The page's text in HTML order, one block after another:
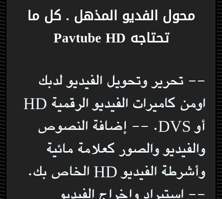
محول الفديو المذهل . كل ما
تحتاجه Pavtube HD
-- تحرير وتحويل الفيديو لدبك
اومن كاميرات الفيديو الرقمية HD
أو DVS. -- إضافة النصوص
والفيديو والصور كعلامة مائية
وأشرطة الفيديو HD الخاص بك.
-- استيراد وإخراج الفيديو